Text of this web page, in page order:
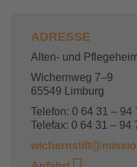
ADRESSE
Alten- und
Wichernweg 7–9
65549 Limburg
Telefon: 0 64 31 – 94
Telefax: 0 64 31 – 94